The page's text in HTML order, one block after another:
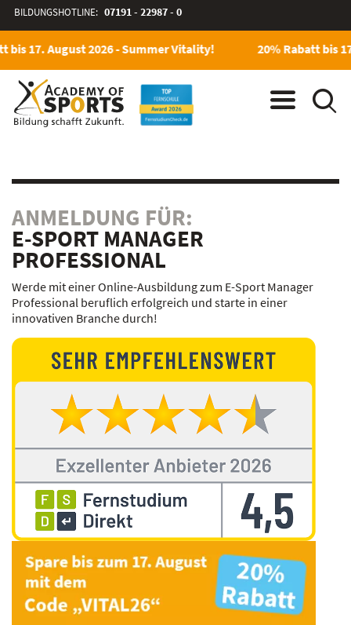
BILDUNGSHOTLINE: 07191 - 22987 - 0
bis 17. August 2026 - Summer Vitality! 20% Rabatt bis
ANMELDUNG FÜR:
E-SPORT MANAGER
PROFESSIONAL
Werde mit einer Online-Ausbildung zum E-Sport Manager
Professional beruflich erfolgreich und starte in einer
innovativen Branche durch!